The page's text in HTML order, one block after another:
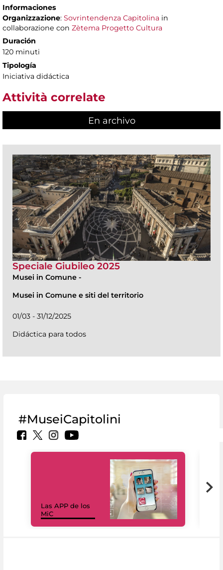
Informaciones
Organizzazione: Sovrintendenza Capitolina in
collaborazione con Zètema Progetto Cultura
Duración
120 minuti
Tipología
Iniciativa didáctica
Attività correlate
En archivo
Speciale Giubileo 2025
Musei in Comune -
Musei in Comune e siti del territorio
01/03 - 31/12/2025
Didáctica para todos
#MuseiCapitolini
Las APP de los
MiC